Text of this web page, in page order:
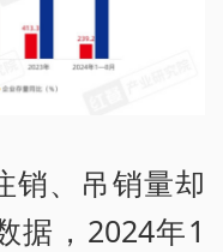
、吊销量却
据，2024年1